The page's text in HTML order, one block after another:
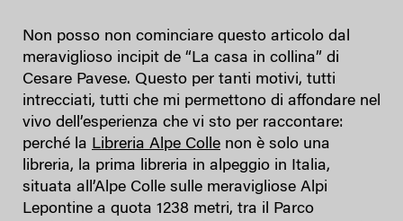
Non posso non cominciare questo articolo dal
meraviglioso incipit de “La casa in collina” di
Cesare Pavese. Questo per tanti motivi, tutti
intrecciati, tutti che mi permettono di affondare nel
vivo dell’esperienza che vi sto per raccontare:
perché la Libreria Alpe Colle non è solo una
libreria, la prima libreria in alpeggio in Italia,
situata all’Alpe Colle sulle meravigliose Alpi
Lepontine a quota 1238 metri, tra il Parco